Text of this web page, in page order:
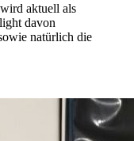
aktuell als
davon
natürlich die